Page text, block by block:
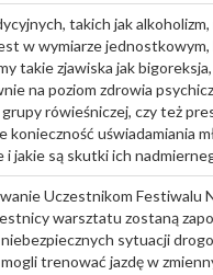
takich jak
w wymiarze
takie zjawiska jak
na poziom zdrowia
rówieśniczej, czy też
uświadamiania
i jakie są skutki ich
Uczestnikom Festiwalu
warsztatu zostaną
sytuacji
trenować jazdę w